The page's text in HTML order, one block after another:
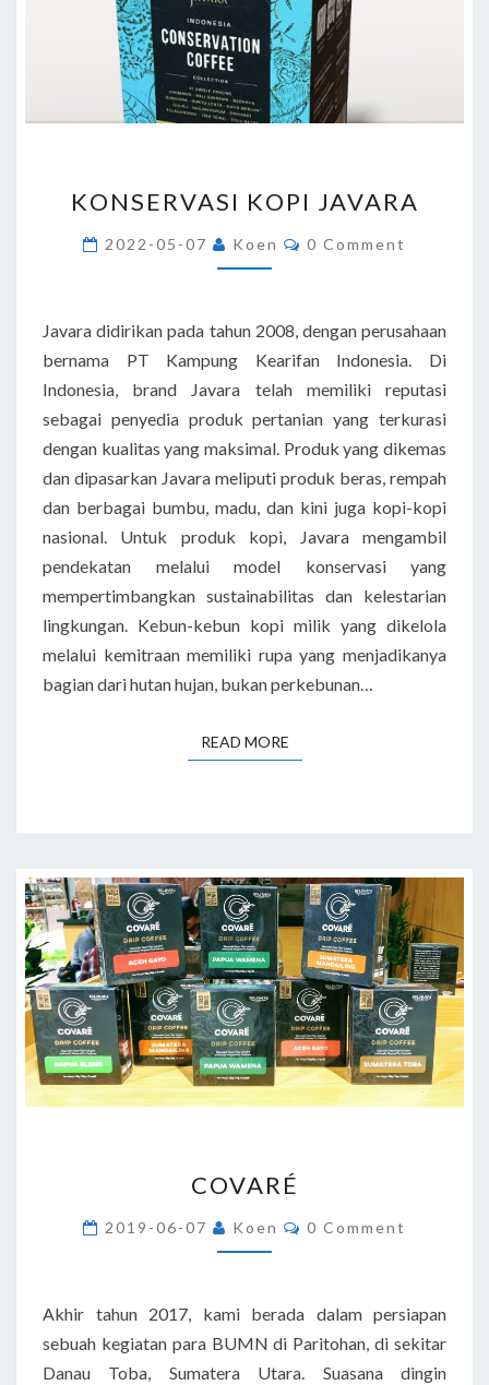
KOPI
JAVARA
KONSERVASI KOPI JAVARA
2022-05-07 Koen Comments
0 Comment
Javara didirikan pada tahun 2008, dengan perusahaan
bernama PT Kampung Kearifan Indonesia. Di
Indonesia, brand Javara telah memiliki reputasi
sebagai penyedia produk pertanian yang terkurasi
dengan kualitas yang maksimal. Produk yang dikemas
dan dipasarkan Javara meliputi produk beras, rempah
dan berbagai bumbu, madu, dan kini juga kopi-kopi
nasional. Untuk produk kopi, Javara mengambil
pendekatan melalui model konservasi yang
mempertimbangkan sustainabilitas dan kelestarian
lingkungan. Kebun-kebun kopi milik yang dikelola
melalui kemitraan memiliki rupa yang menjadikanya
bagian dari hutan hujan, bukan perkebunan…
READ MOREREAD MORE
COVARÉ
2019-06-07 Koen Comments
0 Comment
Akhir tahun 2017, kami berada dalam persiapan
sebuah kegiatan para BUMN di Paritohan, di sekitar
Danau Toba, Sumatera Utara. Suasana dingin